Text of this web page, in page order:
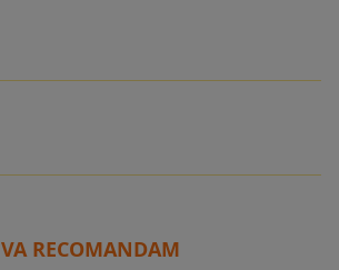
VA RECOMANDAM